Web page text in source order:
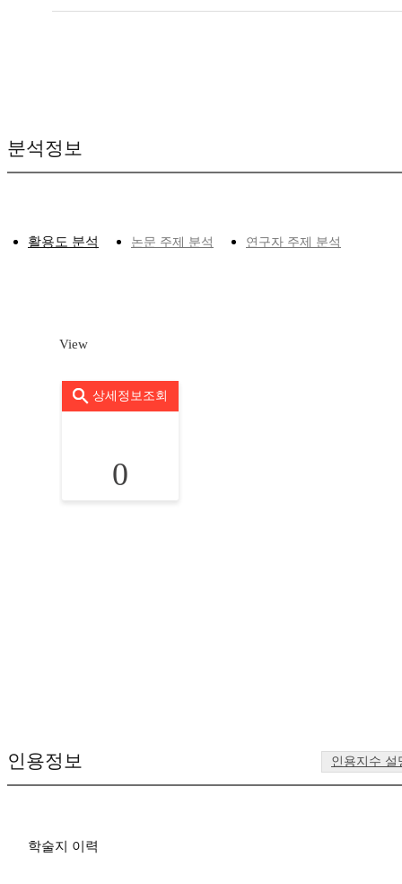
분석정보
활용도 분석 논문 주제 분석 연구자 주제 분석
View
상세정보조회
0
인용정보 인용지수 설
학술지 이력